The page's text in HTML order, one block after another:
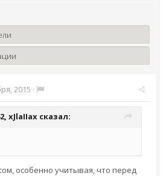
2015 ·
xJlaIIax сказал:
особенно учитывая, что перед